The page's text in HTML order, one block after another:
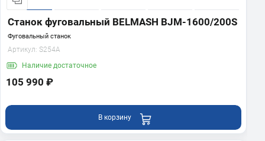
Станок фуговальный BELMASH BJM-1600/200S
Фуговальный станок
Артикул: S254A
Наличие достаточное
105 990 ₽
В корзину